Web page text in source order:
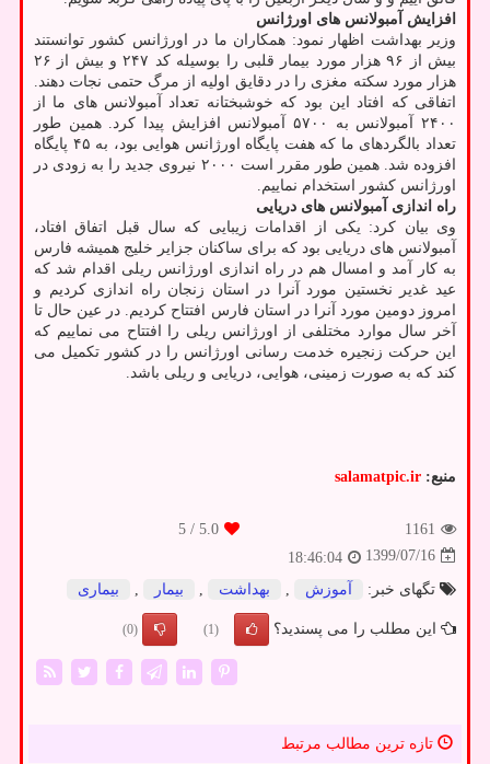
افزایش آمبولانس های اورژانس
وزیر بهداشت اظهار نمود: همکاران ما در اورژانس کشور توانستند
بیش از ۹۶ هزار مورد بیمار قلبی را بوسیله کد ۲۴۷ و بیش از ۲۶
هزار مورد سکته مغزی را در دقایق اولیه از مرگ حتمی نجات دهند.
اتفاقی که افتاد این بود که خوشبختانه تعداد آمبولانس های ما از
۲۴۰۰ آمبولانس به ۵۷۰۰ آمبولانس افزایش پیدا کرد. همین طور
تعداد بالگردهای ما که هفت پایگاه اورژانس هوایی بود، به ۴۵ پایگاه
افزوده شد. همین طور مقرر است ۲۰۰۰ نیروی جدید را به زودی در
اورژانس کشور استخدام نماییم.
راه اندازی آمبولانس های دریایی
وی بیان کرد: یکی از اقدامات زیبایی که سال قبل اتفاق افتاد،
آمبولانس های دریایی بود که برای ساکنان جزایر خلیج همیشه فارس
به کار آمد و امسال هم در راه اندازی اورژانس ریلی اقدام شد که
عید غدیر نخستین مورد آنرا در استان زنجان راه اندازی کردیم و
امروز دومین مورد آنرا در استان فارس افتتاح کردیم. در عین حال تا
آخر سال موارد مختلفی از اورژانس ریلی را افتتاح می نماییم که
این حرکت زنجیره خدمت رسانی اورژانس را در کشور تکمیل می
کند که به صورت زمینی، هوایی، دریایی و ریلی باشد.
منبع: salamatpic.ir
1161
5.0
/ 5
1399/07/16
18:46:04
تگهای خبر:
آموزش بهداشت بیمار بیماری
این مطلب را می پسندید؟ (1)
(0)
تازه ترین مطالب مرتبط